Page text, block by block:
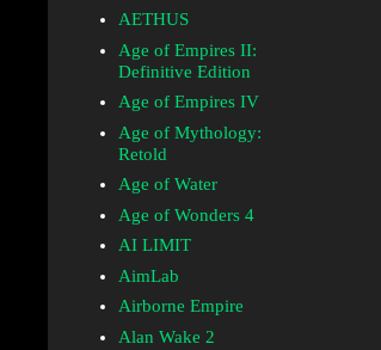
AETHUS
Age of Empires II:
Definitive Edition
Age of Empires IV
Age of Mythology:
Retold
Age of Water
Age of Wonders 4
AI LIMIT
AimLab
Airborne Empire
Alan Wake 2